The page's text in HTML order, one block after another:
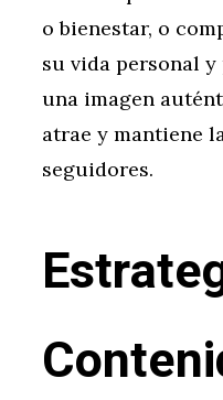
o bienestar, o
su vida personal
una imagen
atrae y mantiene
seguidores.